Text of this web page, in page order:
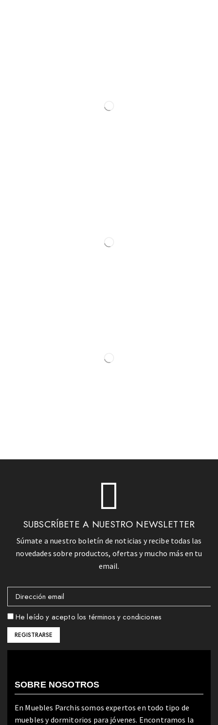
SUBSCRÍBETE A NUESTRO NEWSLETTER
Súmate a nuestro boletín de noticias y recibe todas las
novedades sobre productos, ofertas y mucho más en tu
email.
He leído y acepto los términos y condiciones
SOBRE NOSOTROS
En Muebles Parchis somos expertos en todo tipo de
muebles y dormitorios para jóvenes. Encontramos la